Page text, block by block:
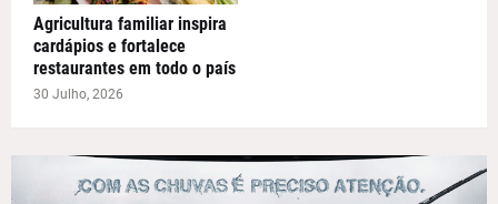
Agricultura familiar inspira
cardápios e fortalece
restaurantes em todo o país
30 Julho, 2026